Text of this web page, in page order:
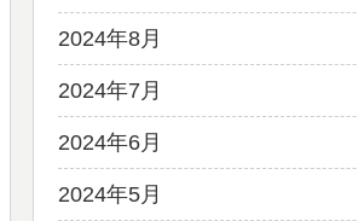
2024年8月
2024年7月
2024年6月
2024年5月